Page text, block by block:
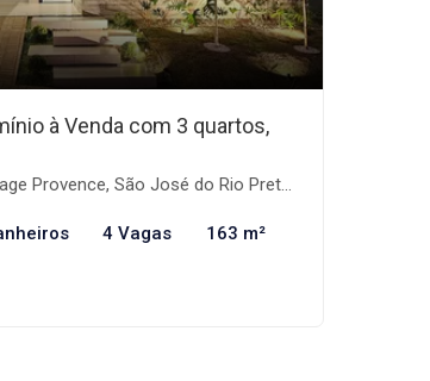
à Venda com 3 quartos,
Provence, São José do Rio Preto-SP
4 Vagas 163 m²